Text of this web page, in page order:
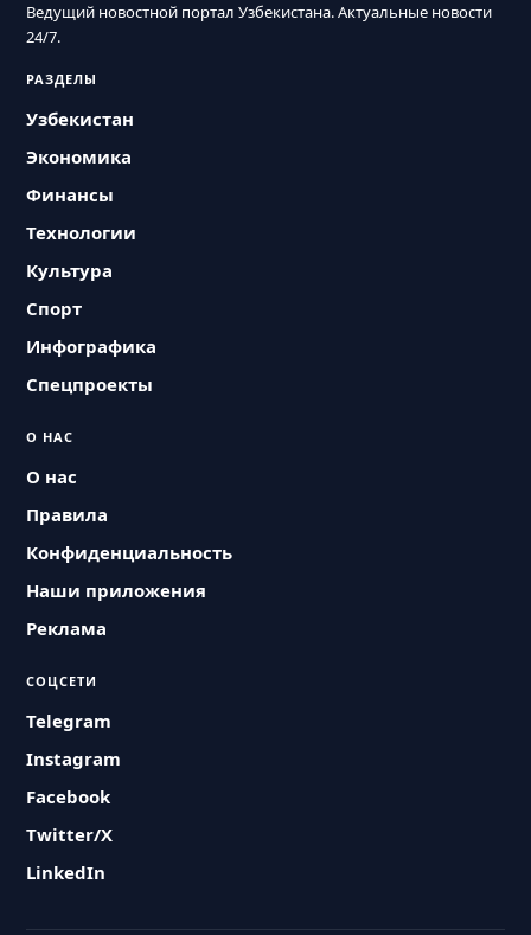
Ведущий новостной портал Узбекистана. Актуальные новости
24/7.
РАЗДЕЛЫ
Узбекистан
Экономика
Финансы
Технологии
Культура
Спорт
Инфографика
Спецпроекты
О НАС
О нас
Правила
Конфиденциальность
Наши приложения
Реклама
СОЦСЕТИ
Telegram
Instagram
Facebook
Twitter/X
LinkedIn